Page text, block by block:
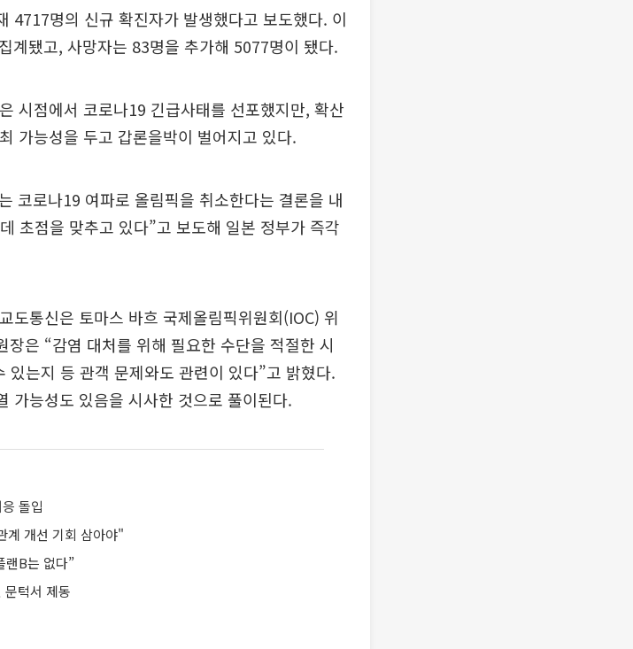
4717명의 신규 확진자가 발생했다고 보도했다. 이
계됐고, 사망자는 83명을 추가해 5077명이 됐다.
시점에서 코로나19 긴급사태를 선포했지만, 확산
가능성을 두고 갑론을박이 벌어지고 있다.
코로나19 여파로 올림픽을 취소한다는 결론을 내
초점을 맞추고 있다”고 보도해 일본 정부가 즉각
도통신은 토마스 바흐 국제올림픽위원회(IOC) 위
은 “감염 대처를 위해 필요한 수단을 적절한 시
있는지 등 관객 문제와도 관련이 있다”고 밝혔다.
가능성도 있음을 시사한 것으로 풀이된다.
돌입
계 개선 기회 삼아야"
랜B는 없다”
턱서 제동